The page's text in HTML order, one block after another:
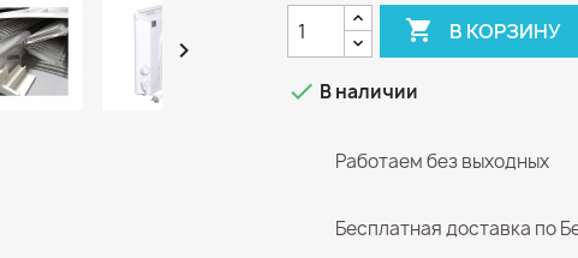

 В КОРЗИНУ
 В наличии
Работаем без выходных
Бесплатная доставка по